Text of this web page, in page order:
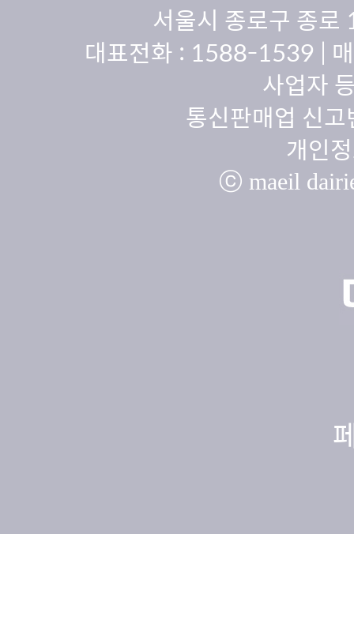
서울시 종로구 종
대표전화 : 1588-1539 |
사업자
통신판매업 신
개인
ⓒ maeil